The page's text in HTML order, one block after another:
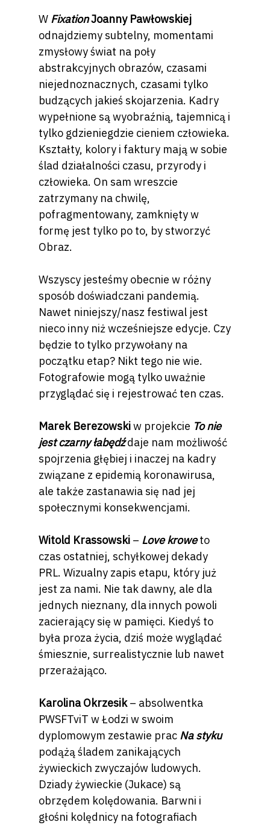
W FixationJoanny Pawłowskiej
odnajdziemy subtelny, momentami
zmysłowy świat na poły
abstrakcyjnych obrazów, czasami
niejednoznacznych, czasami tylko
budzących jakieś skojarzenia. Kadry
wypełnione są wyobraźnią, tajemnicą i
tylko gdzieniegdzie cieniem człowieka.
Kształty, kolory i faktury mają w sobie
ślad działalności czasu, przyrody i
człowieka. On sam wreszcie
zatrzymany na chwilę,
pofragmentowany, zamknięty w
formę jest tylko po to, by stworzyć
Obraz.
Wszyscy jesteśmy obecnie w różny
sposób doświadczani pandemią.
Nawet niniejszy/nasz festiwal jest
nieco inny niż wcześniejsze edycje. Czy
będzie to tylko przywołany na
początku etap? Nikt tego nie wie.
Fotografowie mogą tylko uważnie
przyglądać się i rejestrować ten czas.
Marek Berezowskiw projekcie To nie
jest czarny łabędźdaje nam możliwość
spojrzenia głębiej i inaczej na kadry
związane z epidemią koronawirusa,
ale także zastanawia się nad jej
społecznymi konsekwencjami.
Witold Krassowski – Love kroweto
czas ostatniej, schyłkowej dekady
PRL. Wizualny zapis etapu, który już
jest za nami. Nie tak dawny, ale dla
jednych nieznany, dla innych powoli
zacierający się w pamięci. Kiedyś to
była proza życia, dziś może wyglądać
śmiesznie, surrealistycznie lub nawet
przerażająco.
Karolina Okrzesik– absolwentka
PWSFTviT w Łodzi w swoim
dyplomowym zestawie prac Na styku
podążą śladem zanikających
żywieckich zwyczajów ludowych.
Dziady żywieckie (Jukace) są
obrzędem kolędowania. Barwni i
głośni kolędnicy na fotografiach